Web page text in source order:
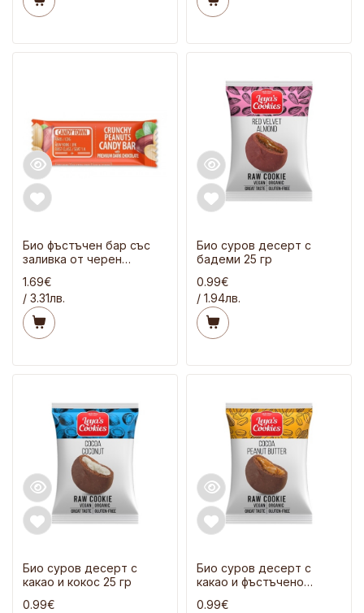
Био фъстъчен бар със
заливка от черен
1.69€
/ 3.31лв.
Био суров десерт с
бадеми 25 гр
0.99€
/ 1.94лв.
Био суров десерт с
какао и кокос 25 гр
0.99€
Био суров десерт с
какао и фъстъчено
0.99€